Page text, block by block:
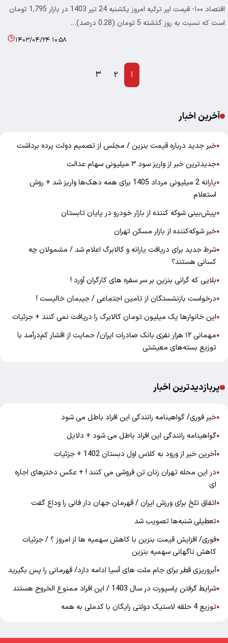
اقتصاد ۱۰۰- قیمت لیر ترکیه امروز یکشنبه 24 تیر 1403 در بازار 1,795 تومان
است که نسبت به روز گذشته 5 تومان (0.28 درصد)…
۱۴۰۳/۰۴/۲۴ ۱۰:۵۸
۱ ۲ ۳
آخرین اخبار
●خبر جدید درباره قیمت بنزین / مجلس از تصمیم دولت پرده برداشت
●جدیدترین خبر از واریز سود ۳ میلیونی سهام عدالت
●
یارانه 2 میلیونی مرداد 1405 برای همه دهک‌ها واریز شد + روش
استعلام
●پیش‌بینی شوکه کننده از بازار خودرو در پایان تابستان
●خبر شوکه‌کننده از بازار مسکن تهران
●شرط جدید برای دریافت یارانه و کالابرگ اعلام شد / مشمولان چه
کسانی هستند؟
●بلایی که گرانی بنزین بر سر سفره های کارگران آورد !
●درخواست بازنشستگان از تامین اجتماعی / جیبمان خالیست !
●این خانوارها یک میلیون تومان کالابرگ را دریافت نمی‌ کنند + جزئیات
●
مهمانی ۱۲ هزار نفری بانک صادرات ایران/ حمایت از اقشار کم‌درآمد با
توزیع بسته‌های معیشتی
پربازدیدترین اخبار
●خبر فوری/ گواهینامه رانندگی این افراد باطل می شود
●گواهینامه رانندگی این افراد باطل می شود + دلایل
●آخرین خبر از ورود به کلاس اول دبستان 1402 + جزئیات
●در این محله تهران زنان تن فروشی می کنند ! + عکس دخترهای اجاره
ای
●اتفاق تلخ برای ورزش ایران / قهرمان جهان دار فانی را وداع گفت
●تعطیلی شنبه‌ها تصویب شد
●فوری/ افزایش قیمت بنزین با کاهش سهمیه ها از امروز ؟ / جزئیات
کاهش ناگهانی سهمیه بنزین
●آبروریزی قطر برای جام ملت های آسیا ادامه دارد/ قهرمانی را پس بگیرید
●شرایط گرفتن پاسپورت در سال 1403 / این افراد ممنوع الخروج هستند
●توزیع 4 حلقه لاستیک دولتی رایگان با کدملی به همه